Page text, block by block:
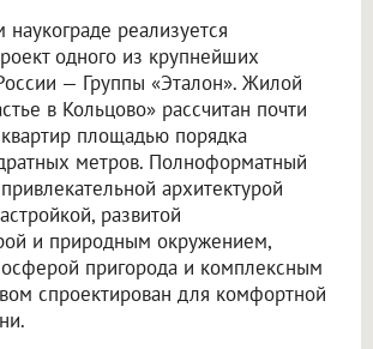
наукограде реализуется
одного из крупнейших
— Группы «Эталон». Жилой
в Кольцово» рассчитан почти
площадью порядка
метров. Полноформатный
архитектурой
развитой
и природным окружением,
пригорода и комплексным
спроектирован для комфортной